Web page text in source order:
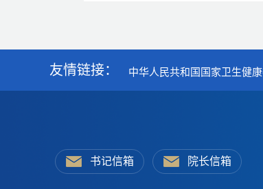
友情链接： 中华人民共和国国家卫生健
书记信箱 院长信箱